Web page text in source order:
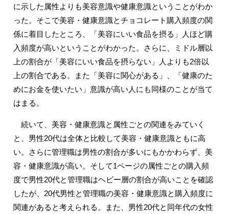
に示した属性よりも美容意識や健康意識ということがわか
った。そこで美容・健康意識とチョコレート購入頻度の関
係に着目したところ、「美容にいい食品を摂る」人ほど購
入頻度が高いということがわかった。さらに、ミドル層以
上の割合が「美容にいい食品を摂らない」人よりも2倍以
上の割合である。また「美容に関心がある」、「健康のた
めにお金を使いたい」意識が高い人にも同様のことが当て
はまる。
続いて、美容・健康意識と属性ごとの関連をみていく
と、男性20代は全体と比較して美容・健康意識ともに高
い。さらに管理職は男性の割合が多いにもかかわらず、美
容・健康意識が高い。そして1ページの属性ごとの購入頻
度で男性20代と管理職はヘビー層の割合が高いことを確認
したが、20代男性と管理職の美容・健康意識と購入頻度に
関連があると考えられる。また、男性20代と同年代の女性